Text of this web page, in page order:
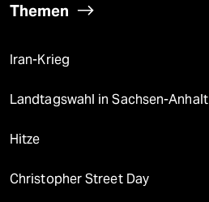
Themen
Iran-Krieg
Landtagswahl in Sachsen-Anhalt
Hitze
Christopher Street Day